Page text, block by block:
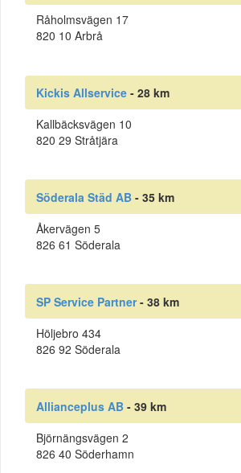
Råholmsvägen 17
820 10 Arbrå
Kickis Allservice - 28 km
Kallbäcksvägen 10
820 29 Stråtjära
Söderala Städ AB - 35 km
Åkervägen 5
826 61 Söderala
SP Service Partner- 38 km
Höljebro 434
826 92 Söderala
Allianceplus AB - 39 km
Björnängsvägen 2
826 40 Söderhamn